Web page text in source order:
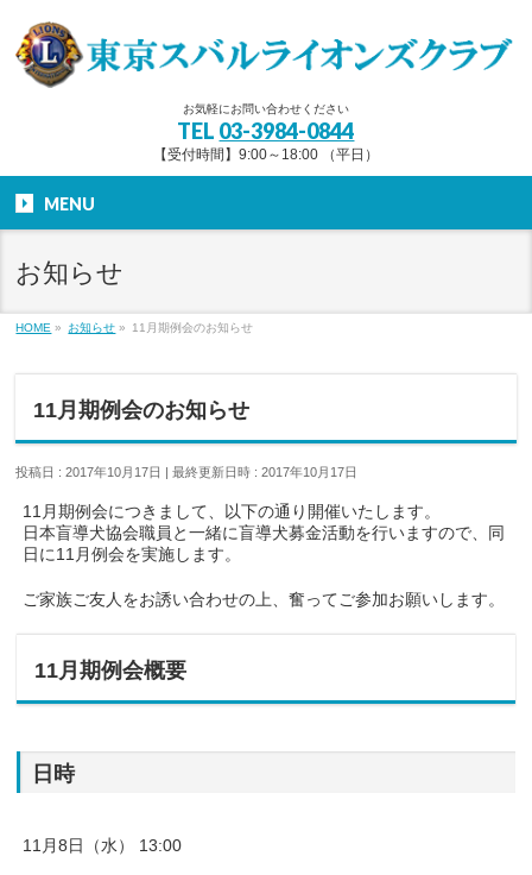
お気軽にお問い合わせください
TEL 03-3984-0844
【受付時間】9:00～18:00 （平日）
MENU
お知らせ
HOME » お知らせ » 11月期例会のお知らせ
11月期例会のお知らせ
投稿日 : 2017年10月17日 最終更新日時 : 2017年10月17日
11月期例会につきまして、以下の通り開催いたします。
日本盲導犬協会職員と一緒に盲導犬募金活動を行いますので、同
日に11月例会を実施します。
ご家族ご友人をお誘い合わせの上、奮ってご参加お願いします。
11月期例会概要
日時
11月8日（水） 13:00